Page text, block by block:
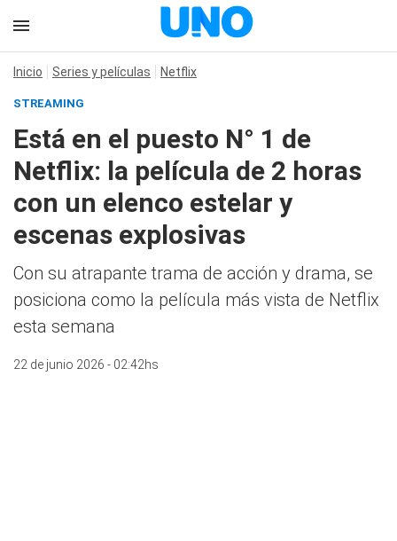
Inicio Series y películas Netflix
STREAMING
Está en el puesto N° 1 de
Netflix: la película de 2 horas
con un elenco estelar y
escenas explosivas
Con su atrapante trama de acción y drama, se
posiciona como la película más vista de Netflix
esta semana
22 de junio 2026 - 02:42hs